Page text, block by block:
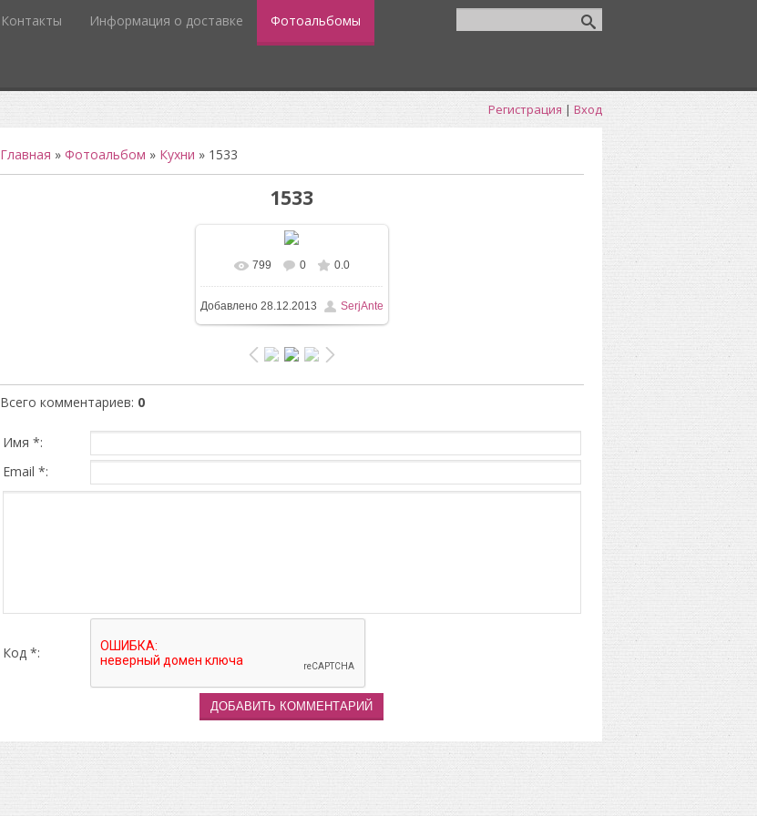
Контакты Информация о доставке Фотоальбомы
Регистрация | Вход
Главная » Фотоальбом » Кухни » 1533
1533
В реальном размере
1600x1200/ 201.0Kb
799 0 0.0
Добавлено28.12.2013 SerjAnte
Всего комментариев: 0
Имя *:
Email *:
Код *: